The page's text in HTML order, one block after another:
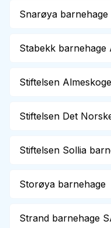
Snarøya barnehage
Stabekk barnehage
Stiftelsen
Stiftelsen Det
Stiftelsen Sollia
Storøya barnehage
Strand barnehage